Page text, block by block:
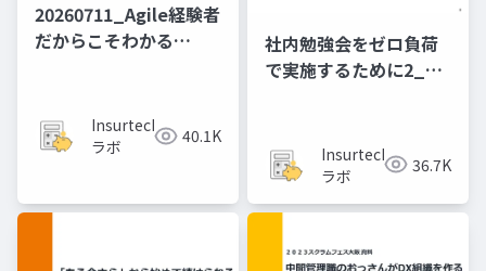
20260711_Agile経験者
だから​こそわかる​
Insurtech
ラボ
40.1K
社内勉強会をゼロ負荷
で実施するために2_20
Insurtech
ラボ
36.7K